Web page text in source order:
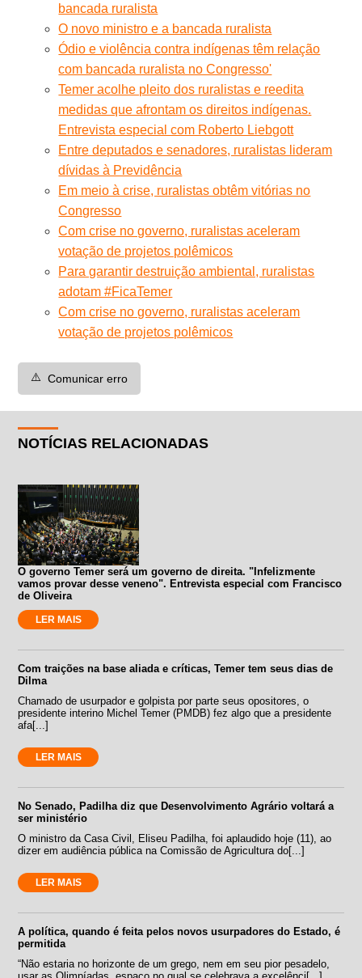
bancada ruralista
O novo ministro e a bancada ruralista
Ódio e violência contra indígenas têm relação
com bancada ruralista no Congresso'
Temer acolhe pleito dos ruralistas e reedita
medidas que afrontam os direitos indígenas.
Entrevista especial com Roberto Liebgott
Entre deputados e senadores, ruralistas lideram
dívidas à Previdência
Em meio à crise, ruralistas obtêm vitórias no
Congresso
Com crise no governo, ruralistas aceleram
votação de projetos polêmicos
Para garantir destruição ambiental, ruralistas
adotam #FicaTemer
Com crise no governo, ruralistas aceleram
votação de projetos polêmicos
⚠️ Comunicar erro
NOTÍCIAS RELACIONADAS
O governo Temer será um governo de direita. "Infelizmente
vamos provar desse veneno". Entrevista especial com Francisco
de Oliveira
LER MAIS
Com traições na base aliada e críticas, Temer tem seus dias de
Dilma
Chamado de usurpador e golpista por parte seus opositores, o
presidente interino Michel Temer (PMDB) fez algo que a presidente
afa[...]
LER MAIS
No Senado, Padilha diz que Desenvolvimento Agrário voltará a
ser ministério
O ministro da Casa Civil, Eliseu Padilha, foi aplaudido hoje (11), ao
dizer em audiência pública na Comissão de Agricultura do[...]
LER MAIS
A política, quando é feita pelos novos usurpadores do Estado, é
permitida
“Não estaria no horizonte de um grego, nem em seu pior pesadelo,